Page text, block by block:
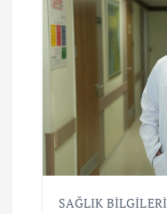
n
e
SAĞLIK BİLGİLERİ